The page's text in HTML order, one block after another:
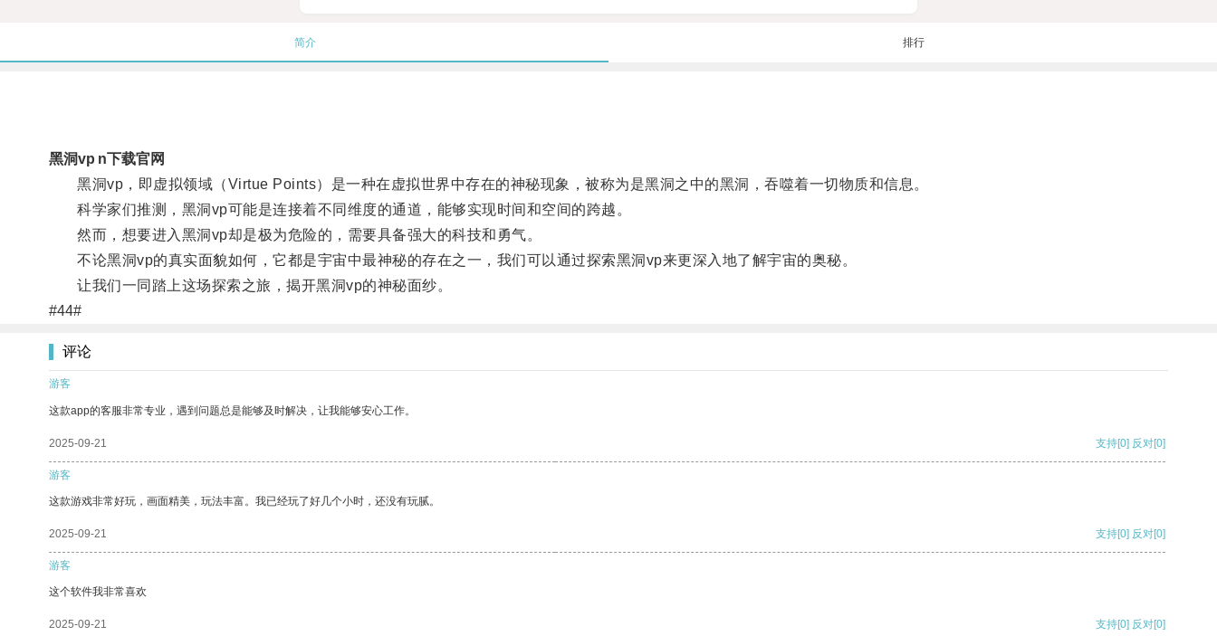
简介 排行
黑洞vp n下载官网
黑洞vp，即虚拟领域（Virtue Points）是一种在虚拟世界中存在的神秘现象，被称为是黑洞之中的黑洞，吞噬着一切物质和信息。
科学家们推测，黑洞vp可能是连接着不同维度的通道，能够实现时间和空间的跨越。
然而，想要进入黑洞vp却是极为危险的，需要具备强大的科技和勇气。
不论黑洞vp的真实面貌如何，它都是宇宙中最神秘的存在之一，我们可以通过探索黑洞vp来更深入地了解宇宙的奥秘。
让我们一同踏上这场探索之旅，揭开黑洞vp的神秘面纱。
#44#
评论
游客
这款app的客服非常专业，遇到问题总是能够及时解决，让我能够安心工作。
2025-09-21 支持[0] 反对[0]
游客
这款游戏非常好玩，画面精美，玩法丰富。我已经玩了好几个小时，还没有玩腻。
2025-09-21 支持[0] 反对[0]
游客
这个软件我非常喜欢
2025-09-21 支持[0] 反对[0]